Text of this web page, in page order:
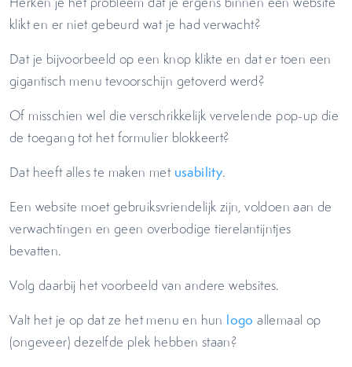
klikt en er niet gebeurd wat je had verwacht?
Dat je bijvoorbeeld op een knop klikte en dat er toen een
gigantisch menu tevoorschijn getoverd werd?
Of misschien wel die verschrikkelijk vervelende pop-up die
de toegang tot het formulier blokkeert?
Dat heeft alles te maken met usability.
Een website moet gebruiksvriendelijk zijn, voldoen aan de
verwachtingen en geen overbodige tierelantijntjes
bevatten.
Volg daarbij het voorbeeld van andere websites.
Valt het je op dat ze het menu en hun logo allemaal op
(ongeveer) dezelfde plek hebben staan?